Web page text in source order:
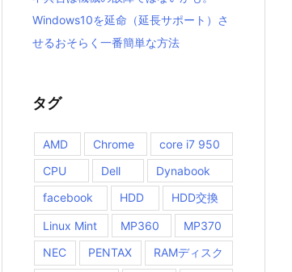
Windows10を延命（延長サポート）さ
せるおそらく一番簡単な方法
タグ
AMD Chrome
core i7 950
CPU
Dell
Dynabook
facebook
HDD HDD交換
Linux Mint MP360
MP370
NEC
PENTAX RAMディスク